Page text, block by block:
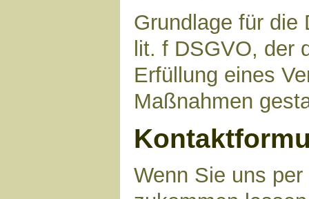
Grundlage für die
lit. f DSGVO, der
Erfüllung eines
Maßnahmen
Wenn Sie uns